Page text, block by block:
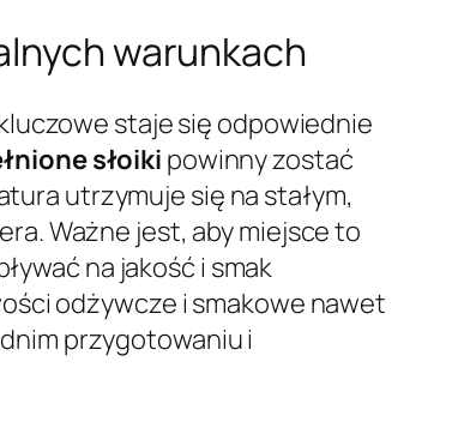
warunkach
staje się odpowiednie
słoikipowinny zostać
utrzymuje się na stałym,
Ważne jest, aby miejsce to
na jakość i smak
odżywcze i smakowe nawet
przygotowaniu i